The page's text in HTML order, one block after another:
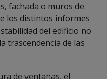
fachada o muros de
los distintos informes
del edificio no
trascendencia de las
de ventanas, el